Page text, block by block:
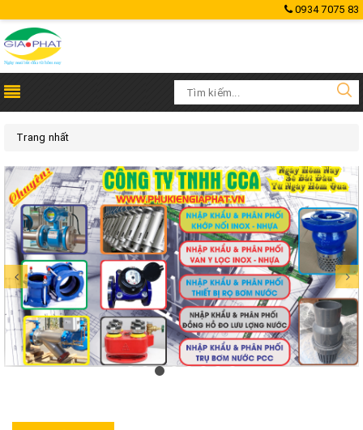
0934 7075 83
Trang nhất